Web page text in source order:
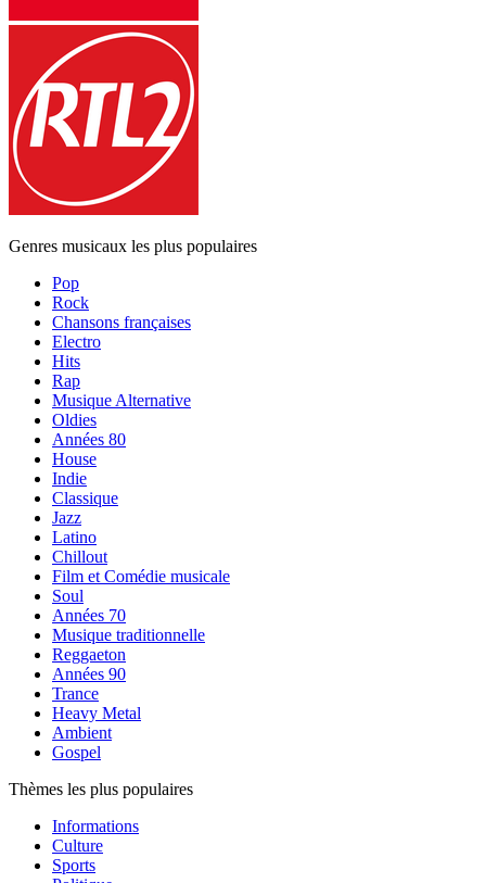
Genres musicaux les plus populaires
Pop
Rock
Chansons françaises
Electro
Hits
Rap
Musique Alternative
Oldies
Années 80
House
Indie
Classique
Jazz
Latino
Chillout
Film et Comédie musicale
Soul
Années 70
Musique traditionnelle
Reggaeton
Années 90
Trance
Heavy Metal
Ambient
Gospel
Thèmes les plus populaires
Informations
Culture
Sports